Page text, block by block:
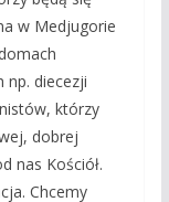
w Medjugorie
np. diecezji
którzy
dobrej
nas Kościół.
Chcemy